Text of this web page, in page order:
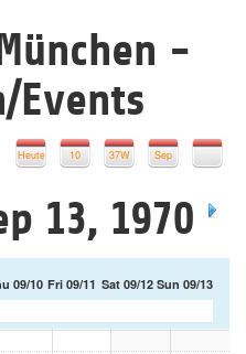
-
Events
Sep
37W
10
Heute
13, 1970
09/10 Fri 09/11 Sat 09/12 Sun 09/13